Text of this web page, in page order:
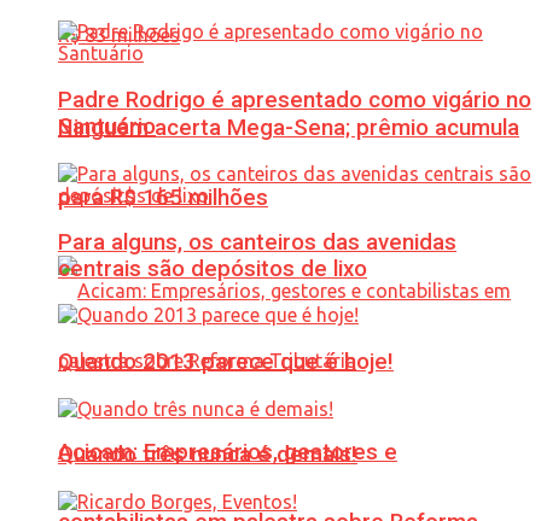
Ninguém acerta Mega-Sena; prêmio acumula
para R$ 165 milhões
Acicam: Empresários, gestores e
Padre Rodrigo é apresentado como vigário no
Santuário
Para alguns, os canteiros das avenidas
centrais são depósitos de lixo
Quando 2013 parece que é hoje!
Quando três nunca é demais!